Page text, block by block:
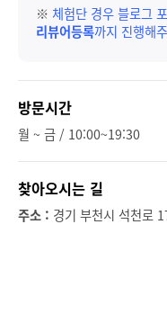
※ 체험단 경우 블로그
리뷰어등록까지 진행해
방문시간
월 ~ 금 / 10:00~19:30
찾아오시는 길
주소 : 경기 부천시 석천로